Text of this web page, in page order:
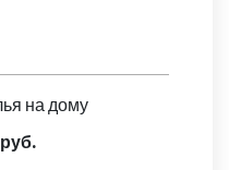
на дому